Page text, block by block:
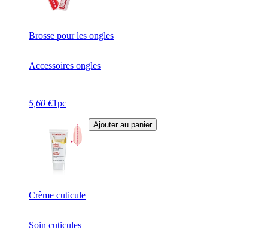
Brosse pour les ongles
Accessoires ongles
5,60 €1pc
Crème cuticule
Soin cuticules
Ajouter au panier